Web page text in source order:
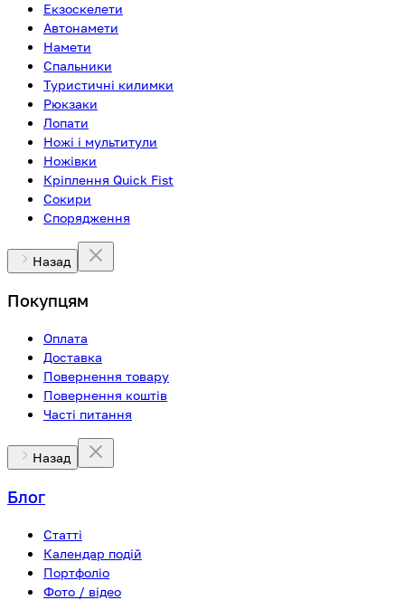
Екзоскелети
Автонамети
Намети
Спальники
Туристичні килимки
Рюкзаки
Лопати
Ножі і мультитули
Ножівки
Кріплення Quick Fist
Сокири
Спорядження
Назад
Покупцям
Оплата
Доставка
Повернення товару
Повернення коштів
Часті питання
Назад
Блог
Статті
Календар подій
Портфоліо
Фото / відео